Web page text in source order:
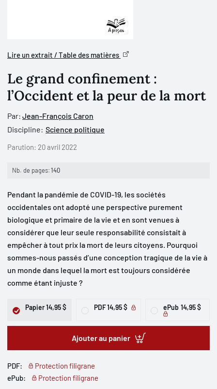
Lire un extrait / Table des matières
Le grand confinement :
l’Occident et la peur de la mort
Par: Jean-François Caron
Discipline: Science politique
Parution: 20 avril 2022
Nb. de pages:140
Pendant la pandémie de COVID-19, les sociétés
occidentales ont adopté une perspective purement
biologique et primaire de la vie et en sont venues à
considérer que leur seule responsabilité consistait à
empêcher à tout prix la mort de leurs citoyens. Pourquoi
sommes-nous passés d’une conception tragique de la vie à
un monde dans lequel la mort est toujours considérée
comme étant injuste ?
Papier14,95 $ PDF14,95 $ ePub 14,95 $
Ajouter au panier
PDF:
Protection filigrane
ePub:
Protection filigrane